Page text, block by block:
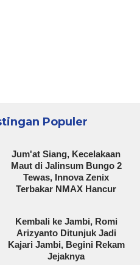
Populer
Jum'at Siang, Kecelakaan
Maut di Jalinsum Bungo 2
Tewas, Innova Zenix
Terbakar NMAX Hancur
Kembali ke Jambi, Romi
Arizyanto Ditunjuk Jadi
Kajari Jambi, Begini Rekam
Jejaknya